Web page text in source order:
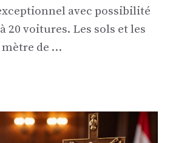
avec possibilité
20 voitures. Les sols et les
mètre de …